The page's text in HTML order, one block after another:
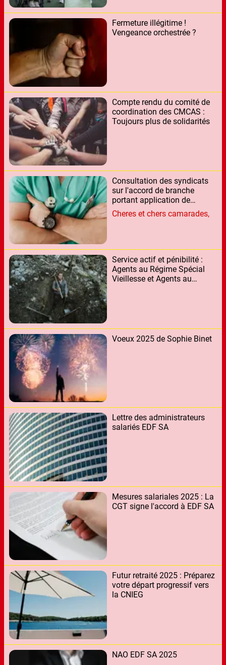
Fermeture illégitime !
Vengeance orchestrée ?
Compte rendu du comité de
coordination des CMCAS :
Toujours plus de solidarités
Consultation des syndicats
sur l'accord de branche
portant application de
l’accord du 21 juillet 2022
relatif aux textes à rénover
travail sur les congés
annuels"
Cheres et chers camarades,
Service actif et pénibilité :
Agents au Régime Spécial
Vieillesse et Agents au
Voeux 2025 de Sophie Binet
Lettre des administrateurs
salariés EDF SA
Mesures salariales 2025 : La
CGT signe l'accord à EDF SA
Futur retraité 2025 : Préparez
votre départ progressif vers
la CNIEG
NAO EDF SA 2025